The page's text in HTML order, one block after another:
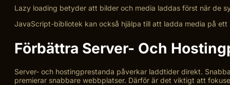
Lazy loading betyder att bilder och media laddas först när de
JavaScript-bibliotek kan också hjälpa till att ladda media på
Förbättra Server- Och
Server- och hostingprestanda påverkar laddtider direkt.
premierar snabbare webbplatser. Därför är det viktigt att